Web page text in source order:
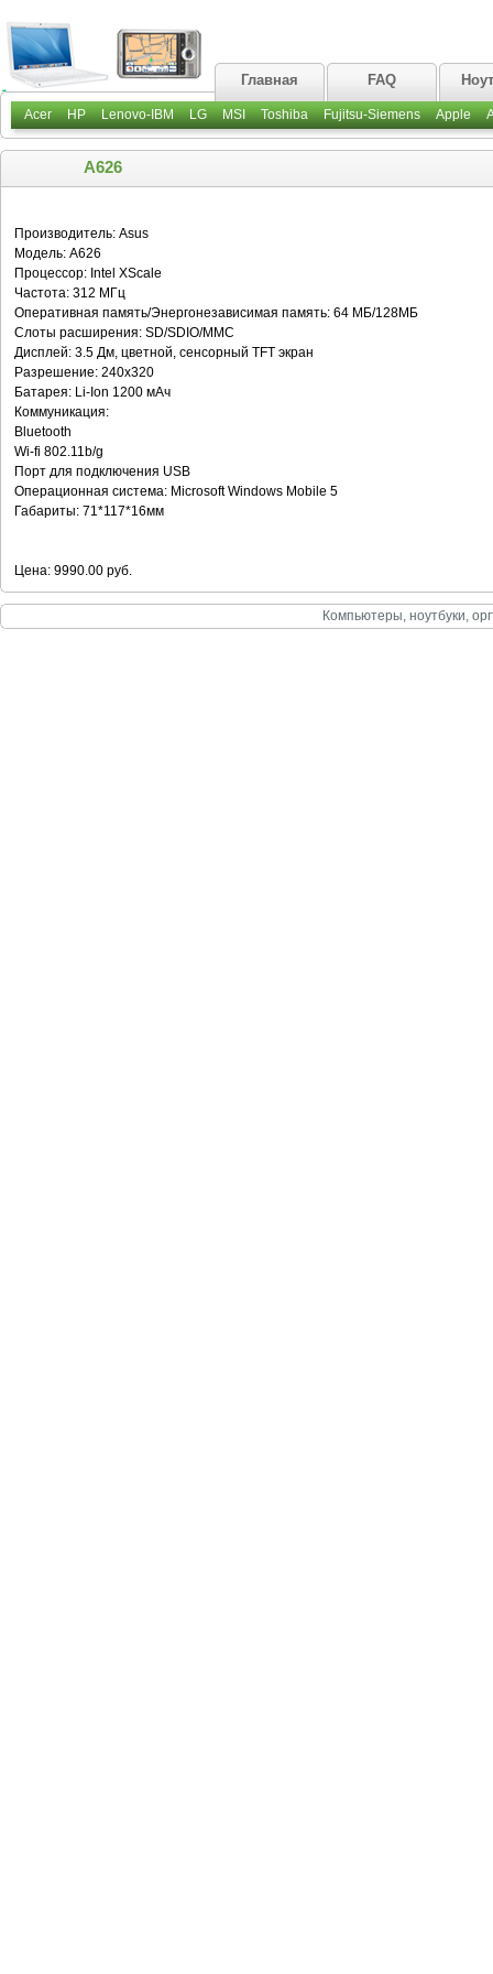
Главная FAQ
Acer HP Lenovo-IBM LG MSI Toshiba Fujitsu-Siemens Apple
A626
Производитель: Asus
Модель: A626
Процессор: Intel XScale
Частота: 312 МГц
Оперативная память/Энергонезависимая память: 64 МБ/128МБ
Слоты расширения: SD/SDIO/MMC
Дисплей: 3.5 Дм, цветной, сенсорный TFT экран
Разрешение: 240x320
Батарея: Li-Ion 1200 мАч
Коммуникация:
Bluetooth
Wi-fi 802.11b/g
Порт для подключения USB
Операционная система: Microsoft Windows Mobile 5
Габариты: 71*117*16мм
Цена: 9990.00 руб.
Компьютеры, ноутбуки,